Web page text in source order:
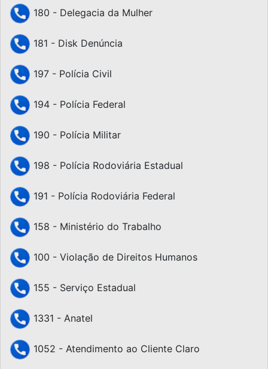
180 - Delegacia da Mulher
181 - Disk Denúncia
197 - Polícia Civil
194 - Polícia Federal
190 - Polícia Militar
198 - Polícia Rodoviária Estadual
191 - Polícia Rodoviária Federal
158 - Ministério do Trabalho
100 - Violação de Direitos Humanos
155 - Serviço Estadual
1331 - Anatel
1052 - Atendimento ao Cliente Claro